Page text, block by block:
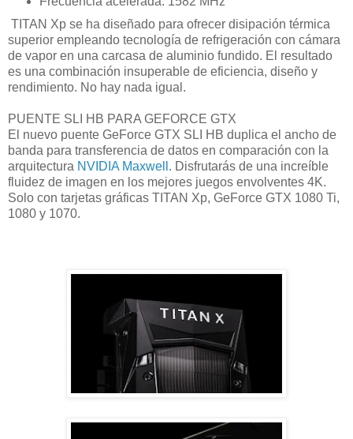
TITAN Xp se ha diseñado para ofrecer disipación térmica
superior empleando tecnología de refrigeración con cámara
de vapor en una carcasa de aluminio fundido. El resultado
es una combinación insuperable de eficiencia, diseño y
rendimiento. No hay nada igual.
PUENTE SLI HB PARA GEFORCE GTX
El nuevo puente GeForce GTX SLI HB duplica el ancho de
banda para transferencia de datos en comparación con la
arquitectura NVIDIA Maxwell . Disfrutarás de una increíble
fluidez de imagen en los mejores juegos envolventes 4K.
Solo con tarjetas gráficas TITAN Xp, GeForce GTX 1080 Ti,
1080 y 1070.